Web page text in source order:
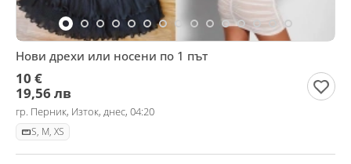
Нови дрехи или носени по 1 път
10 €
19,56 лв
гр. Перник, Изток, днес, 04:20
S, M, XS